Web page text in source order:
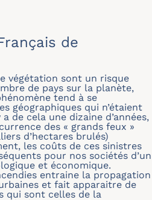
de
végétation sont un risque
de pays sur la planète,
tend à se
géographiques qui n’étaient
de cela une dizaine d’années,
des « grands feux »
d’hectares brulés)
les coûts de ces sinistres
pour nos sociétés d’un
et économique.
entraine la propagation
et fait apparaitre de
qui sont celles de la